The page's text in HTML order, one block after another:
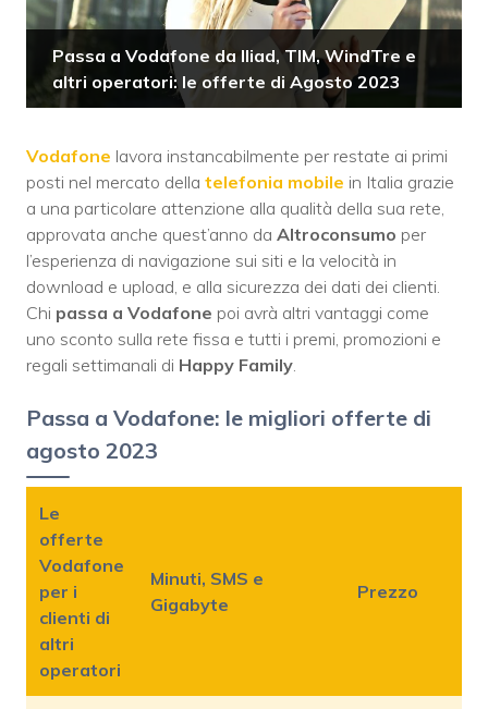
Passa a Vodafone da Iliad, TIM, WindTre e
altri operatori: le offerte di Agosto 2023
Vodafone lavora instancabilmente per restate ai primi
posti nel mercato della telefonia mobile in Italia grazie
a una particolare attenzione alla qualità della sua rete,
approvata anche quest’anno da Altroconsumo per
l’esperienza di navigazione sui siti e la velocità in
download e upload, e alla sicurezza dei dati dei clienti.
Chi passa a Vodafone poi avrà altri vantaggi come
uno sconto sulla rete fissa e tutti i premi, promozioni e
regali settimanali di Happy Family.
Passa a Vodafone: le migliori offerte di
agosto 2023
Le
offerte
Vodafone
per i
clienti di
altri
operatori
Minuti, SMS e
Gigabyte
Prezzo